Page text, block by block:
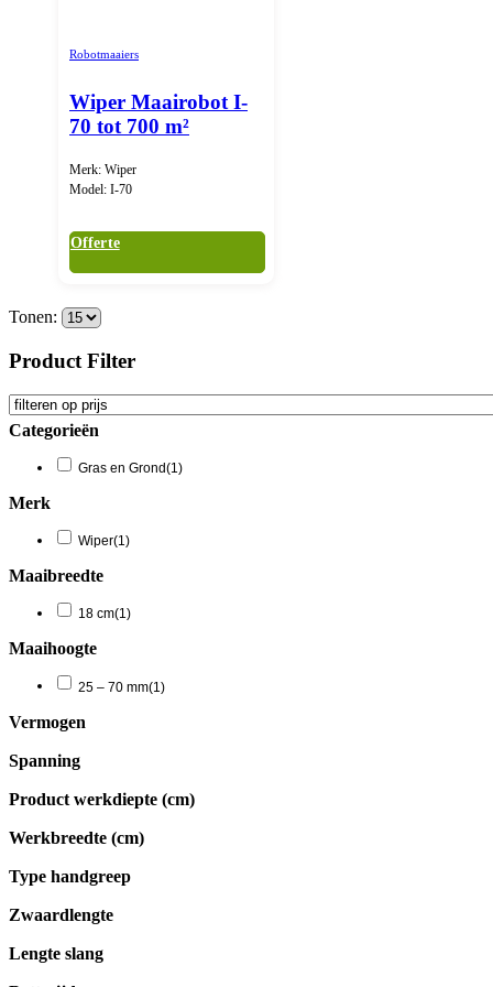
Robotmaaiers
Wiper Maairobot I-
70 tot 700 m²
Merk: Wiper
Model: I-70
Offerte
Tonen:
Product Filter
Categorieën
Gras en Grond(1)
Merk
Wiper(1)
Maaibreedte
18 cm(1)
Maaihoogte
25 – 70 mm(1)
Vermogen
Spanning
Product werkdiepte (cm)
Werkbreedte (cm)
Type handgreep
Zwaardlengte
Lengte slang